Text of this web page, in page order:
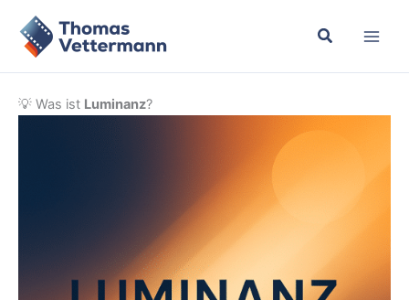
Inhalt
springen
💡 Was ist Luminanz?